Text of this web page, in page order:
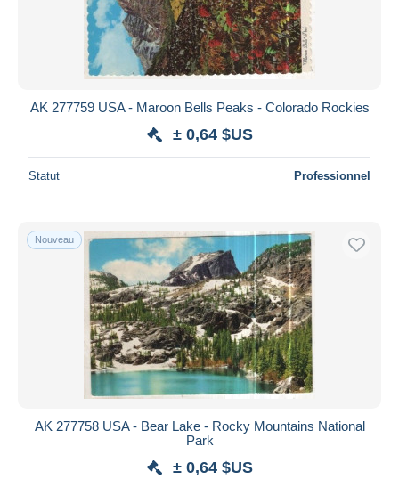
AK 277759 USA - Maroon Bells Peaks - Colorado Rockies
± 0,64 $US
Statut Professionnel
Nouveau
AK 277758 USA - Bear Lake - Rocky Mountains National
Park
± 0,64 $US